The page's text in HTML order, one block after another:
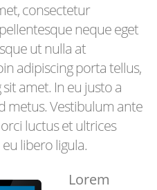
consectetur
neque eget
ut nulla at
adipiscing porta tellus,
amet. In eu justo a
metus. Vestibulum ante
luctus et ultrices
libero ligula.
Lorem